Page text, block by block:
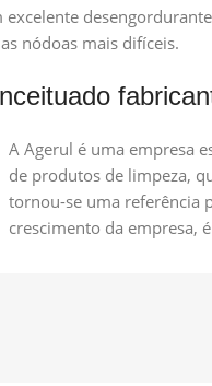
excelente
nódoas mais difíceis.
A Agerul é uma empresa
de produtos de limpeza,
tornou-se uma referência
crescimento da empresa,